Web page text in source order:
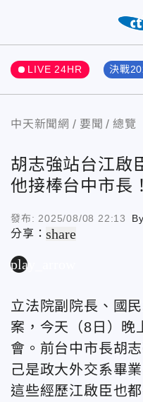
LIVE 24HR 決戰
中天新聞網 要聞 總覽
胡志強站台江
他接棒台中市長！
發布: 2025/08/08 22:13
分享：share
play_arrow
立法院副院長、國
案，今天（8日）晚
會。前台中市長胡
己是政大外交系畢
這些經歷江啟臣也